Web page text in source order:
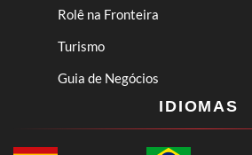
Rolê na Fronteira
Turismo
Guia de Negócios
IDIOMAS